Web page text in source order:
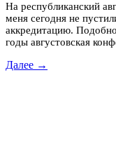
На республиканский
меня сегодня не
аккредитацию.
годы августовская
Далее →